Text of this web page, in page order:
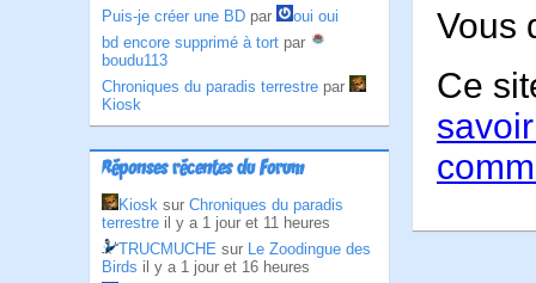
Puis-je créer une BD par
oui oui
bd encore supprimé à tort par
boudu113
Chroniques du paradis terrestre par
Kiosk
Réponses récentes du Forum
Kiosk sur Chroniques du paradis
terrestre il y a 1 jour et 11 heures
TRUCMUCHE sur Le Zoodingue des
Birds il y a 1 jour et 16 heures
Vous
Ce